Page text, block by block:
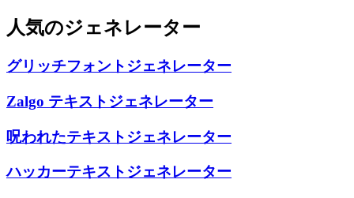
人気のジェネレーター
グリッチフォントジェネレーター
Zalgo テキストジェネレーター
呪われたテキストジェネレーター
ハッカーテキストジェネレーター